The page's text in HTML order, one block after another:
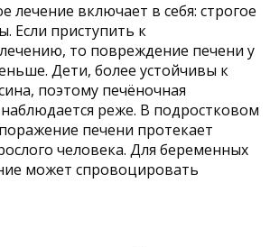
лечение включает в себя: строгое
Если приступить к
то повреждение печени у
Дети, более устойчивы к
поэтому печёночная
реже. В подростковом
печени протекает
человека. Для беременных
может спровоцировать